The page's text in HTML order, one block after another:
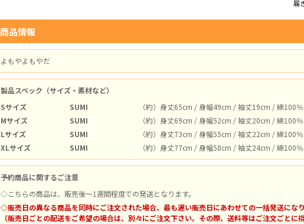
届
商品情報
よもやよもやだ
製品スペック（サイズ・素材など）
Sサイズ
SUMI
（約）身丈65cm / 身幅49cm / 袖丈19cm / 綿100％
Mサイズ
SUMI
（約）身丈69cm / 身幅52cm / 袖丈20cm / 綿100％
Lサイズ
SUMI
（約）身丈73cm / 身幅55cm / 袖丈22cm / 綿100％
XLサイズ
SUMI （約）身丈77cm / 身幅58cm / 袖丈24cm / 綿100％
予約商品に関するご注意
◇こちらの商品は、販売後～1週間程度での発送となります。
◇販売日の異なる商品を同時にご注文された場合、最も遅い販売日にあわせての一括発送になり
（販売日ごとの配送をご希望の場合は、別々にご注文下さい。その際、送料等はご注文ごとに